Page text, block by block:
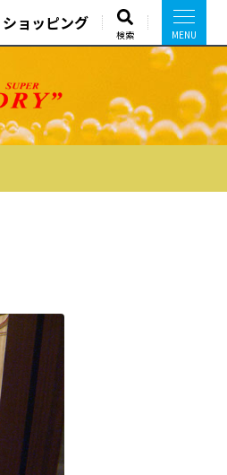
ショッピング
検索